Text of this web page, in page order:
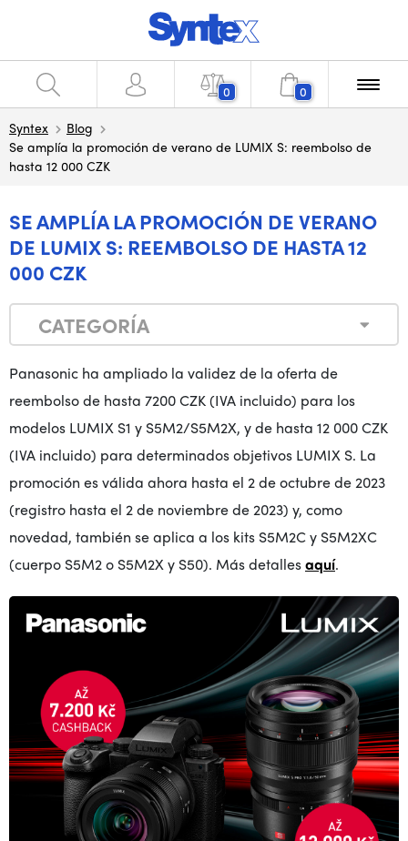
0 0
Syntex
Blog
Se amplía la promoción de verano de LUMIX S: reembolso de
hasta 12 000 CZK
SE AMPLÍA LA PROMOCIÓN DE VERANO
DE LUMIX S: REEMBOLSO DE HASTA 12
000 CZK
CATEGORÍA
Panasonic ha ampliado la validez de la oferta de
reembolso de hasta 7200 CZK (IVA incluido) para los
modelos LUMIX S1 y S5M2/S5M2X, y de hasta 12 000 CZK
(IVA incluido) para determinados objetivos LUMIX S. La
promoción es válida ahora hasta el 2 de octubre de 2023
(registro hasta el 2 de noviembre de 2023) y, como
novedad, también se aplica a los kits S5M2C y S5M2XC
(cuerpo S5M2 o S5M2X y S50). Más detallesaquí.